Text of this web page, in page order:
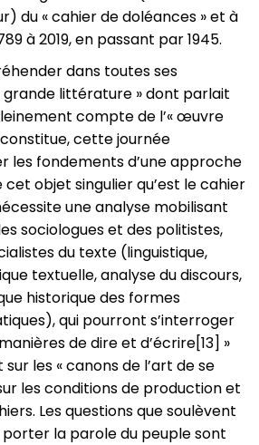
du « cahier de doléances » et à
à 2019, en passant par 1945.
dans toutes ses
grande littérature » dont parlait
compte de l’« œuvre
cette journée
les fondements d’une approche
objet singulier qu’est le cahier
une analyse mobilisant
sociologues et des politistes,
du texte (linguistique,
textuelle, analyse du discours,
historique des formes
qui pourront s’interroger
de dire et d’écrire[13] »
les « canons de l’art de se
les conditions de production et
Les questions que soulèvent
la parole du peuple sont